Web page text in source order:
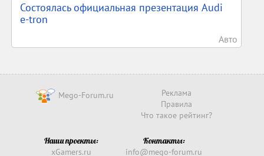
Состоялась официальная презентация Audi
e-tron
Авто
Mego-Forum.ru
Реклама
Правила
Что такое рейтинг?
Наши проекты:
xGamers.ru
Контакты:
info@mego-forum.ru